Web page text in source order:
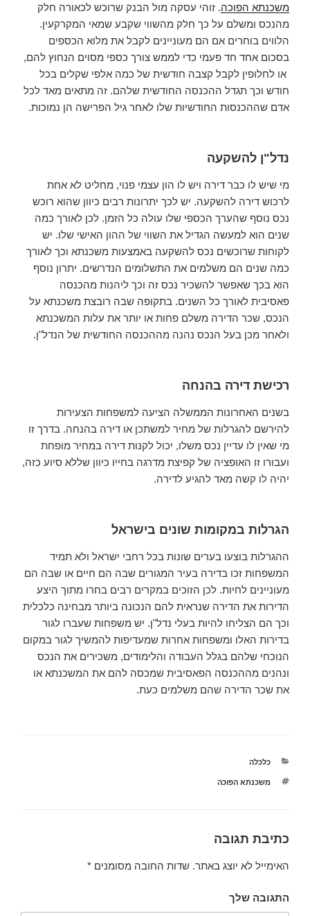
משכנתא הפוכה. זוהי עסקה מול הבנק שרוכש לכאורה חלק
מהנכס ומשלם על כך חלק מהשווי שקבע שמאי המקרקעין.
הלווים בוחרים אם הם מעוניינים לקבל את מלוא הכספים
בסכום אחד חד פעמי כדי לממש צורך כספי מסוים הנחוץ להם,
או לחלופין לקבל קצבה חודשית של כמה אלפי שקלים בכל
חודש וכך תגדל ההכנסה החודשית שלהם. זה מתאים מאד לכל
אדם שההכנסות החודשיות שלו לאחר גיל הפרישה הן נמוכות.
נדל"ן להשקעה
מי שיש לו כבר דירה ויש לו הון עצמי פנוי, מחליט לא אחת
לרכוש דירה להשקעה. יש לכך יתרונות רבים כיוון שהוא רוכש
נכס נוסף שהערך הכספי שלו עולה כל הזמן. לכן לאורך כמה
שנים הוא למעשה הגדיל את השווי של ההון האישי שלו. יש
לקוחות שרוכשים נכס להשקעה באמצעות משכנתא וכך לאורך
כמה שנים הם משלמים את התשלומים הנדרשים. יתרון נוסף
הוא בכך שאפשר להשכיר נכס זה וכך ליהנות מהכנסה
פאסיבית לאורך כל השנים. בתקופה שבה רובצת משכנתא על
הנכס, שכר הדירה משלם פחות או יותר את עלות המשכנתא
ולאחר מכן בעל הנכס נהנה מההכנסה החודשית של הנדל"ן.
רכישת דירה בהנחה
בשנים האחרונות הממשלה הציעה למשפחות הצעירות
להירשם להגרלות של מחיר למשתכן או דירה בהנחה. בדרך זו
מי שאין לו עדיין נכס משלו, יכול לקנות דירה במחיר מופחת
ועבורו זו האופציה של קפיצת מדרגה בחייו כיוון שללא סיוע כזה,
יהיה לו קשה מאד להגיע לדירה.
הגרלות במקומות שונים בישראל
ההגרלות בוצעו בערים שונות בכל רחבי ישראל ולא תמיד
המשפחות זכו בדירה בעיר המגורים שבה הם חיים או שבה הם
מעוניינים לחיות. לכן הזוכים במקרים רבים בחרו מתוך היצע
הדירות את הדירה שנראית להם הנכונה ביותר מבחינה כלכלית
וכך הם הצליחו להיות בעלי נדל"ן. יש משפחות שעברו לגור
בדירות האלו ומשפחות אחרות שמעדיפות להמשיך לגור במקום
הנוכחי שלהם בגלל העבודה והלימודים, משכירים את הנכס
ונהנים מההכנסה הפאסיבית שמכסה להם את המשכנתא או
את שכר הדירה שהם משלמים כעת.
קטגוריות
כלכלה
תגיות
משכנתא הפוכה
כתיבת תגובה
האימייל לא יוצג באתר. שדות החובה מסומנים *
התגובה שלך